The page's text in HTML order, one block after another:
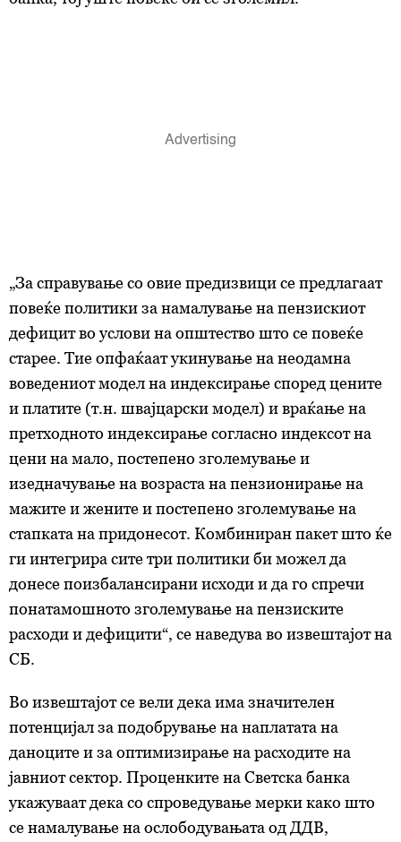
„За справување со овие предизвици се предлагаат
повеќе политики за намалување на пензискиот
дефицит во услови на општество што се повеќе
старее. Тие опфаќаат укинување на неодамна
воведениот модел на индексирање според цените
и платите (т.н. швајцарски модел) и враќање на
претходното индексирање согласно индексот на
цени на мало, постепено зголемување и
изедначување на возраста на пензионирање на
мажите и жените и постепено зголемување на
стапката на придонесот. Комбиниран пакет што ќе
ги интегрира сите три политики би можел да
донесе поизбалансирани исходи и да го спречи
понатамошното зголемување на пензиските
расходи и дефицити“, се наведува во извештајот на
СБ.
Во извештајот се вели дека има значителен
потенцијал за подобрување на наплатата на
даноците и за оптимизирање на расходите на
јавниот сектор. Проценките на Светска банка
укажуваат дека со спроведување мерки како што
се намалување на ослободувањата од ДДВ,